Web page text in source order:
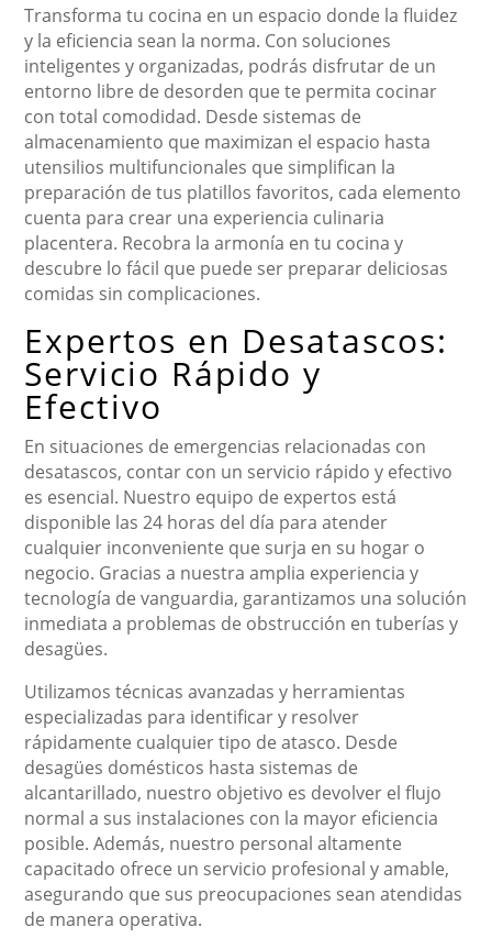
Transforma tu cocina en un espacio donde la fluidez
y la eficiencia sean la norma. Con soluciones
inteligentes y organizadas, podrás disfrutar de un
entorno libre de desorden que te permita cocinar
con total comodidad. Desde sistemas de
almacenamiento que maximizan el espacio hasta
utensilios multifuncionales que simplifican la
preparación de tus platillos favoritos, cada elemento
cuenta para crear una experiencia culinaria
placentera. Recobra la armonía en tu cocina y
descubre lo fácil que puede ser preparar deliciosas
comidas sin complicaciones.
Expertos en Desatascos:
Servicio Rápido y
Efectivo
En situaciones de emergencias relacionadas con
desatascos, contar con un servicio rápido y efectivo
es esencial. Nuestro equipo de expertos está
disponible las 24 horas del día para atender
cualquier inconveniente que surja en su hogar o
negocio. Gracias a nuestra amplia experiencia y
tecnología de vanguardia, garantizamos una solución
inmediata a problemas de obstrucción en tuberías y
desagües.
Utilizamos técnicas avanzadas y herramientas
especializadas para identificar y resolver
rápidamente cualquier tipo de atasco. Desde
desagües domésticos hasta sistemas de
alcantarillado, nuestro objetivo es devolver el flujo
normal a sus instalaciones con la mayor eficiencia
posible. Además, nuestro personal altamente
capacitado ofrece un servicio profesional y amable,
asegurando que sus preocupaciones sean atendidas
de manera operativa.